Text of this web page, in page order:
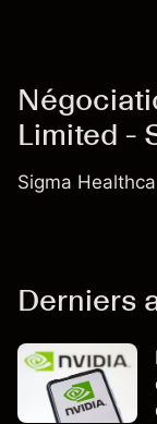
Limited -
Sigma
Derniers